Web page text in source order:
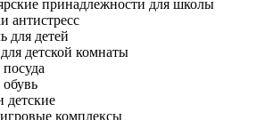
принадлежности для школы
антистресс
для детей
детской комнаты
посуда
обувь
детские
комплексы